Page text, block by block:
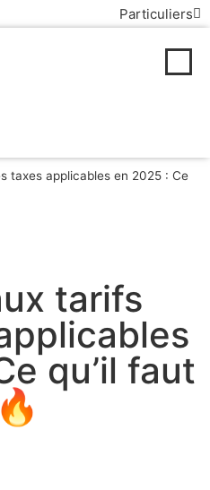
Particuliers
taxes applicables en 2025 : Ce
tarifs
qu’il faut